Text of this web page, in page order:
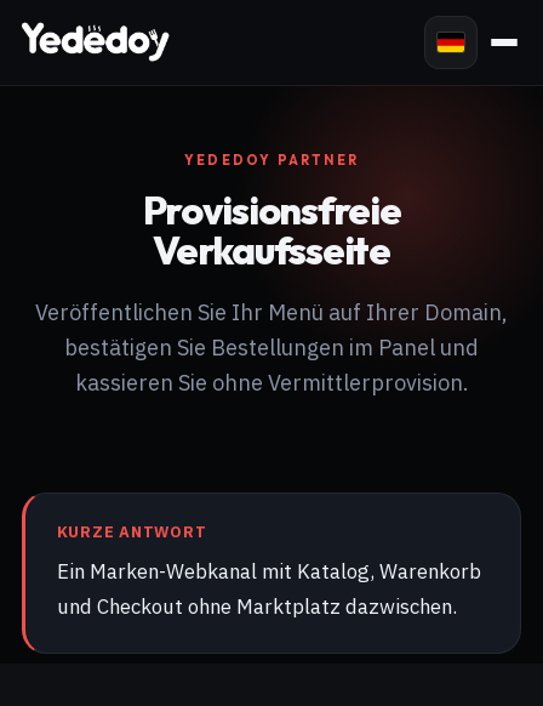
YEDEDOY PARTNER
Provisionsfreie
Verkaufsseite
Veröffentlichen Sie Ihr Menü auf Ihrer Domain,
bestätigen Sie Bestellungen im Panel und
kassieren Sie ohne Vermittlerprovision.
KURZE ANTWORT
Ein Marken-Webkanal mit Katalog, Warenkorb
und Checkout ohne Marktplatz dazwischen.